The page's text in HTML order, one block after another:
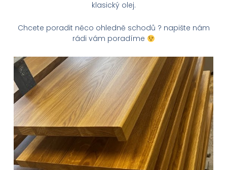
klasický olej.
Chcete poradit něco ohledně schodů ? napište nám
rádi vám poradíme